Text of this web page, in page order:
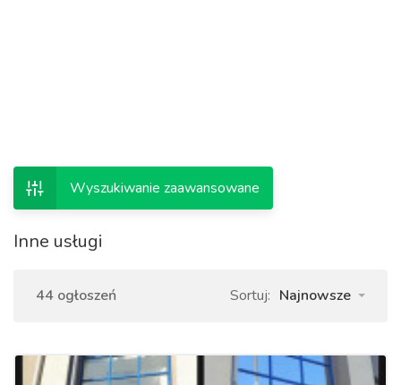
Wyszukiwanie zaawansowane
Inne usługi
44 ogłoszeń Sortuj: Najnowsze